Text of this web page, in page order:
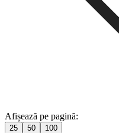
Afișează pe pagină:
25 50 100